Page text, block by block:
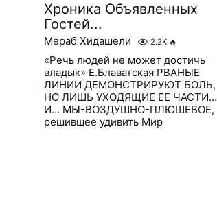
Хроника Объявленных
Гостей...
Мераб Хидашели 2.2K 🔥
«Речь людей не может достичь
владык» Е.Блаватская РВАНЫЕ
ЛИНИИ ДЕМОНСТРИРУЮТ БОЛЬ,
НО ЛИШЬ УХОДЯЩИЕ ЕЕ ЧАСТИ…
И… МЫ-ВОЗДУШНО-ПЛЮШЕВОЕ,
решившее удивить Мир